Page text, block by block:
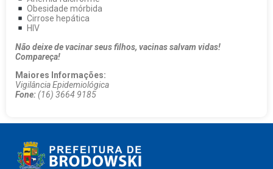
Obesidade mórbida
Cirrose hepática
HIV
Não deixe de vacinar seus filhos, vacinas salvam vidas!
Compareça!
Maiores Informações:
Vigilância Epidemiológica
Fone:(16) 3664 9185